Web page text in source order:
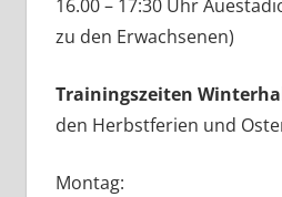
16.00 – 17:30 Uhr
zu den Erwachsenen)
Trainingszeiten
den Herbstferien und
Montag: